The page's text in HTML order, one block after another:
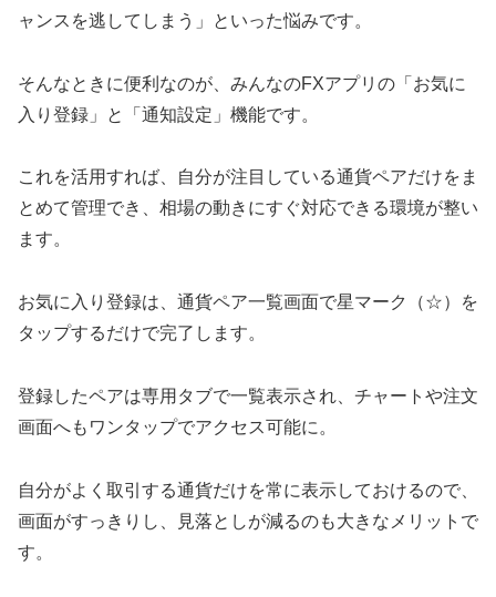
ャンスを逃してしまう」といった悩みです。
そんなときに便利なのが、みんなのFXアプリの「お気に
入り登録」と「通知設定」機能です。
これを活用すれば、自分が注目している通貨ペアだけをま
とめて管理でき、相場の動きにすぐ対応できる環境が整い
ます。
お気に入り登録は、通貨ペア一覧画面で星マーク（☆）を
タップするだけで完了します。
登録したペアは専用タブで一覧表示され、チャートや注文
画面へもワンタップでアクセス可能に。
自分がよく取引する通貨だけを常に表示しておけるので、
画面がすっきりし、見落としが減るのも大きなメリットで
す。